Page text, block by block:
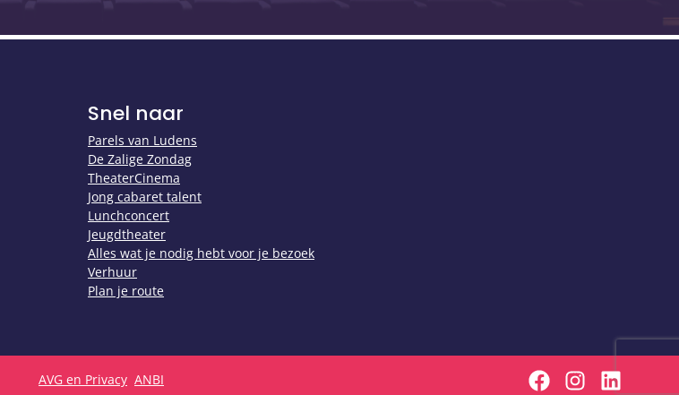
Snel naar
Parels van Ludens
De Zalige Zondag
TheaterCinema
Jong cabaret talent
Lunchconcert
Jeugdtheater
Alles wat je nodig hebt voor je bezoek
Verhuur
Plan je route
AVG en Privacy ANBI